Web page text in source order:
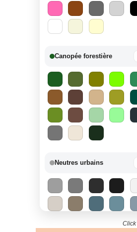
Canopée forestière
Neutres urbains
Click